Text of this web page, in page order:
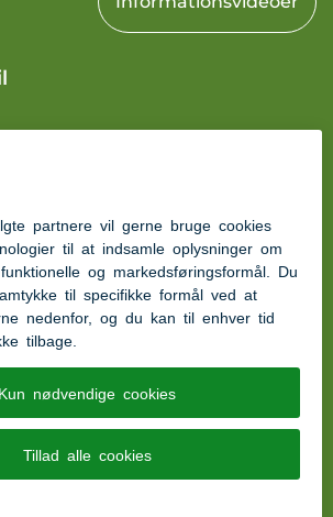
76 87 50
alle hverdage
5561